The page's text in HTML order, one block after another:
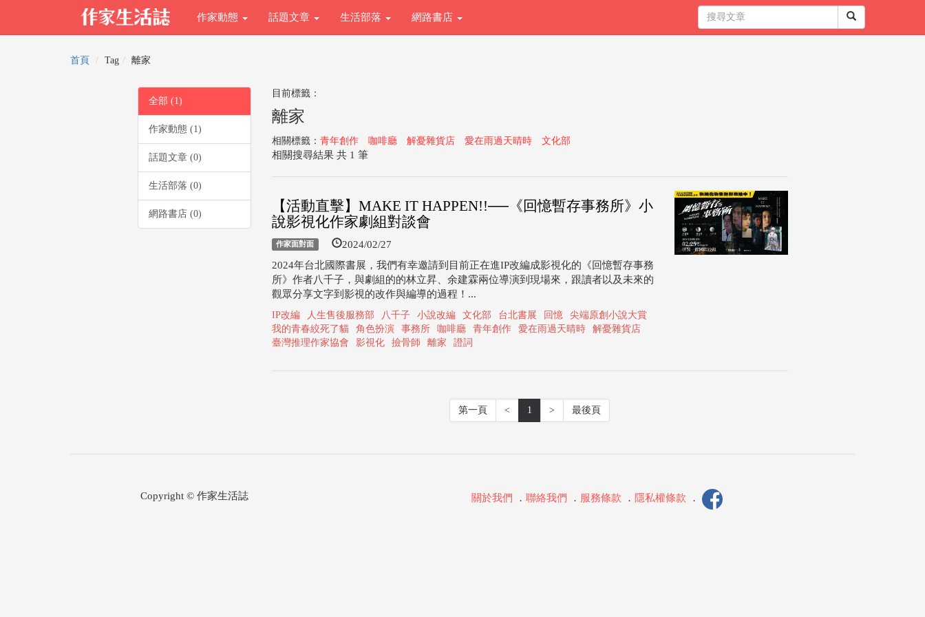
作家動態 話題文章 生活部落 網路書店
首頁 Tag 離家
全部 (1)
作家動態 (1)
話題文章 (0)
生活部落 (0)
網路書店 (0)
目前標籤：
離家
相關標籤： 青年創作 咖啡廳 解憂雜貨店 愛在雨過天晴時 文化部
相關搜尋結果 共 1 筆
【活動直擊】MAKE IT HAPPEN!!──《回憶暫存事務所》小
說影視化作家劇組對談會
作家面對面 2024/02/27
2024年台北國際書展，我們有幸邀請到目前正在進IP改編成影視化的《回憶暫存事務
所》作者八千子，與劇組的的林立昇、余建霖兩位導演到現場來，跟讀者以及未來的
觀眾分享文字到影視的改作與編導的過程！...
IP改編 人生售後服務部 八千子 小說改編 文化部 台北書展 回憶
尖端原創小說大賞
我的青春絞死了貓
角色扮演 事務所 咖啡廳 青年創作 愛在雨過天晴時
解憂雜貨店
臺灣推理作家協會
影視化 撿骨師 離家 證詞
第一頁 < 1 > 最後頁
Copyright © 作家生活誌 關於我們 ． 聯絡我們 ． 服務條款 ． 隱私權條款 ．